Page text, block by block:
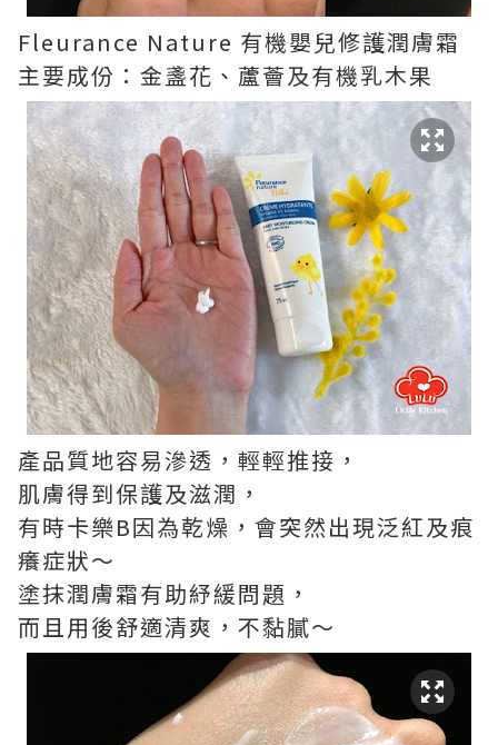
Fleurance Nature 有機嬰兒修護潤膚霜
主要成份：金盞花、蘆薈及有機乳木果
產品質地容易滲透，輕輕推接，
肌膚得到保護及滋潤，
有時卡樂B因為乾燥，會突然出現泛紅及痕
癢症狀～
塗抹潤膚霜有助紓緩問題，
而且用後舒適清爽，不黏膩～